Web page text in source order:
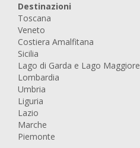
Destinazioni
Toscana
Veneto
Costiera Amalfitana
Sicilia
Lago di Garda e Lago Maggiore
Lombardia
Umbria
Liguria
Lazio
Marche
Piemonte